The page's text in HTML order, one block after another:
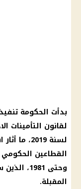
بدأت الحكومة
لسنة
وحتى
المقبلة.